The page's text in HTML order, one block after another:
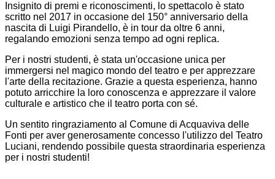
Insignito di premi e riconoscimenti, lo spettacolo è stato
scritto nel 2017 in occasione del 150° anniversario della
nascita di Luigi Pirandello, è in tour da oltre 6 anni,
regalando emozioni senza tempo ad ogni replica.
Per i nostri studenti, è stata un'occasione unica per
immergersi nel magico mondo del teatro e per apprezzare
l'arte della recitazione. Grazie a questa esperienza, hanno
potuto arricchire la loro conoscenza e apprezzare il valore
culturale e artistico che il teatro porta con sé.
Un sentito ringraziamento al Comune di Acquaviva delle
Fonti per aver generosamente concesso l'utilizzo del Teatro
Luciani, rendendo possibile questa straordinaria esperienza
per i nostri studenti!